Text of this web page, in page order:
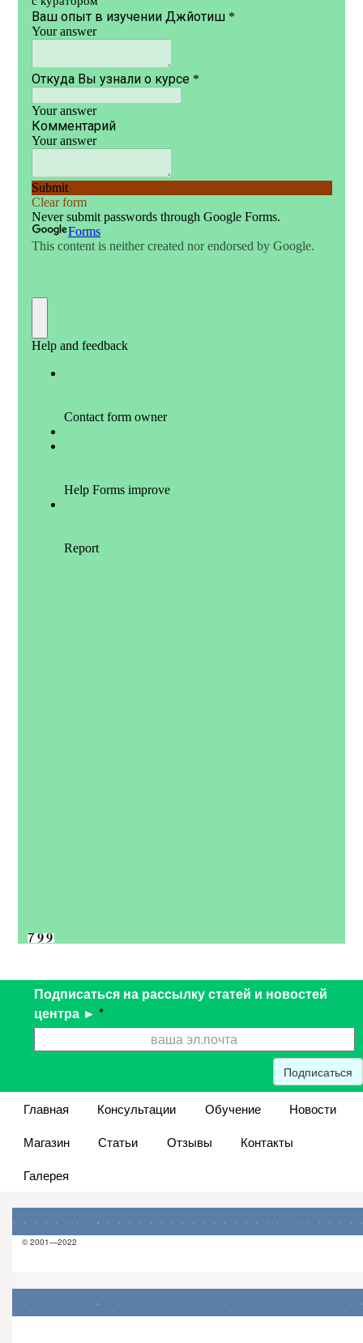
Подписаться на рассылку статей и новостей
центра ► *
Подписаться
Главная Консультации Обучение
Новости
Магазин
Статьи Отзывы
Контакты
Галерея
© 2001—2022